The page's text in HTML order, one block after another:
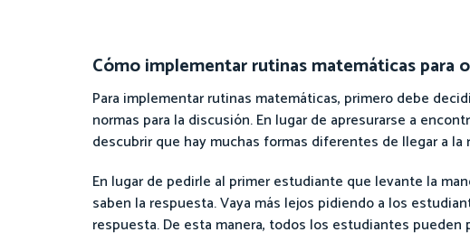
Cómo implementar rutinas matemáticas para
Para implementar rutinas matemáticas, primero debe
normas para la discusión. En lugar de apresurarse a
descubrir que hay muchas formas diferentes de llegar a la
En lugar de pedirle al primer estudiante que levante la
saben la respuesta. Vaya más lejos pidiendo a los
respuesta. De esta manera, todos los estudiantes